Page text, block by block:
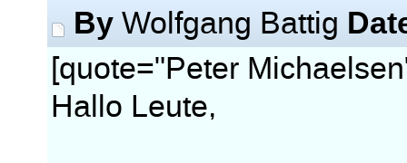
By Wolfgang Battig
[quote="Peter
Hallo Leute,